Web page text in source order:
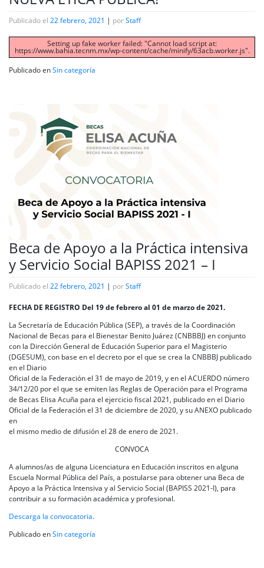
Publicado el 22 febrero, 2021 | porStaff
Setting up fake worker failed: "Cannot load script at:
https://www.bahia.tecnm.mx/wp-content/cache/minify/63acb.worker.js".
Publicado enSin categoría
Beca de Apoyo a la Práctica intensiva
y Servicio Social BAPISS 2021 – I
Publicado el 22 febrero, 2021 | porStaff
FECHA DE REGISTRO Del 19 de febrero al 01 de marzo de 2021.
La Secretaría de Educación Pública (SEP), a través de la Coordinación
Nacional de Becas para el Bienestar Benito Juárez (CNBBBJ) en conjunto
con la Dirección General de Educación Superior para el Magisterio
(DGESUM), con base en el decreto por el que se crea la CNBBBJ publicado
en el Diario
Oficial de la Federación el 31 de mayo de 2019, y en el ACUERDO número
34/12/20 por el que se emiten las Reglas de Operación para el Programa
de Becas Elisa Acuña para el ejercicio fiscal 2021, publicado en el Diario
Oficial de la Federación el 31 de diciembre de 2020, y su ANEXO publicado
en
el mismo medio de difusión el 28 de enero de 2021.
CONVOCA
A alumnos/as de alguna Licenciatura en Educación inscritos en alguna
Escuela Normal Pública del País, a postularse para obtener una Beca de
Apoyo a la Práctica Intensiva y al Servicio Social (BAPISS 2021-I), para
contribuir a su formación académica y profesional.
Descarga la convocatoria.
Publicado enSin categoría